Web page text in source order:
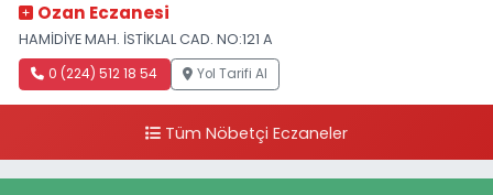
Ozan Eczanesi
HAMİDİYE MAH. İSTİKLAL CAD. NO:121 A
0 (224) 512 18 54 Yol Tarifi Al
Tüm Nöbetçi Eczaneler